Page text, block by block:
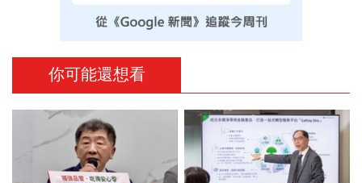
你可能還想看